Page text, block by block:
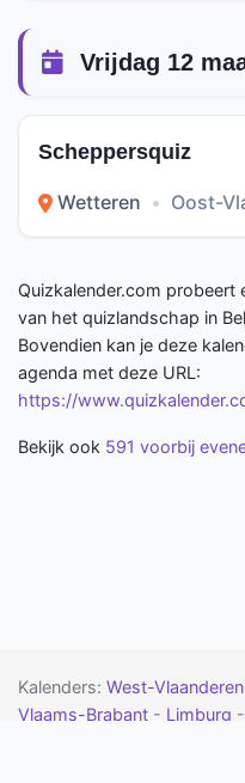
Vrijdag 12
Scheppersquiz
Wetteren • Oost-
Quizkalender.com
van het quizlandschap in
Bovendien kan je deze
agenda met deze URL:
https://
Bekijk ook 591 voorbij
Kalenders: West-Vlaanderen
Vlaams-Brabant - Limburg -